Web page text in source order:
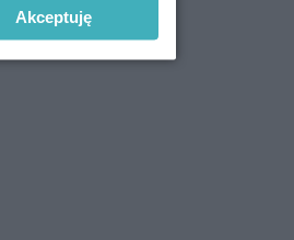
Akceptuję